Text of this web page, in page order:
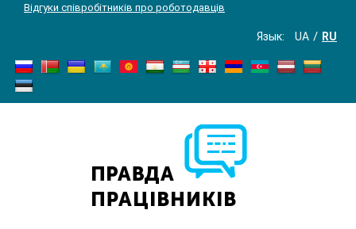
Відгуки співробітників про роботодавців
Язык: UA RU